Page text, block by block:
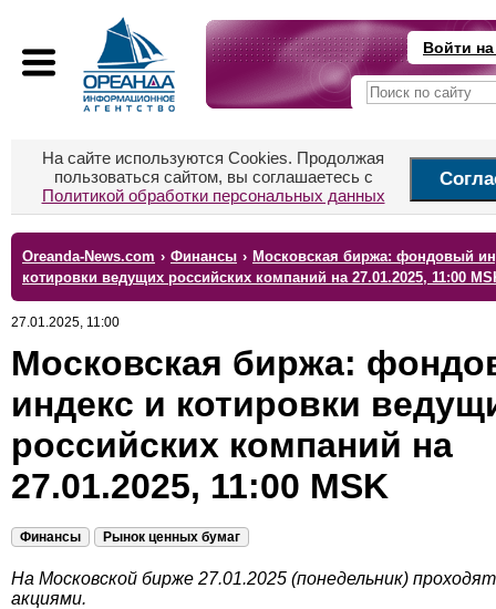
Войти
На сайте используются Cookies. Продолжая
пользоваться сайтом, вы соглашаетесь с
Политикой обработки персональных данных
Oreanda-News.com › Финансы › Московская биржа: фондовый
котировки ведущих российских компаний на 27.01.2025, 11:00
27.01.2025, 11:00
Московская биржа:
индекс и котировки
российских компаний на
27.01.2025, 11:00 MSK
Финансы Рынок ценных бумаг
На Московской бирже 27.01.2025 (понедельник)
акциями.